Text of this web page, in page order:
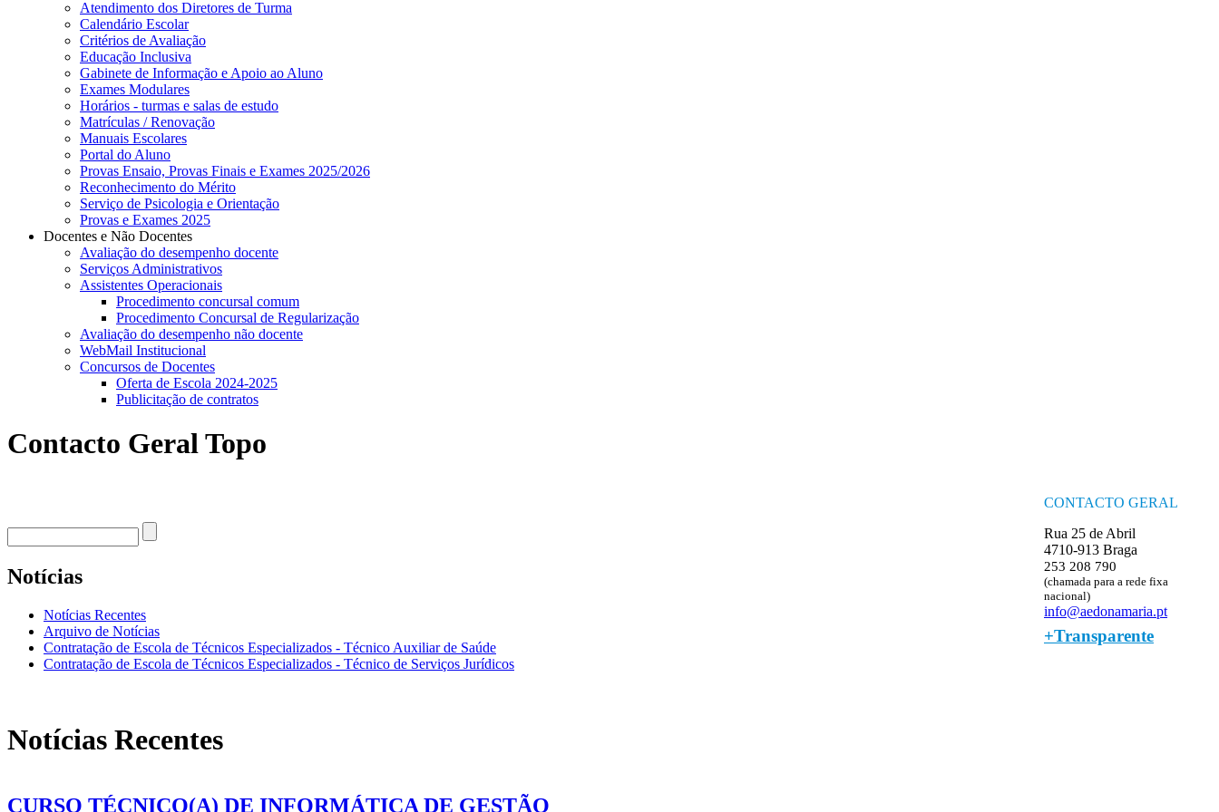
Atendimento dos Diretores de Turma
Calendário Escolar
Critérios de Avaliação
Educação Inclusiva
Gabinete de Informação e Apoio ao Aluno
Exames Modulares
Horários - turmas e salas de estudo
Matrículas / Renovação
Manuais Escolares
Portal do Aluno
Provas Ensaio, Provas Finais e Exames 2025/2026
Reconhecimento do Mérito
Serviço de Psicologia e Orientação
Provas e Exames 2025
Docentes e Não Docentes
Avaliação do desempenho docente
Serviços Administrativos
Assistentes Operacionais
Procedimento concursal comum
Procedimento Concursal de Regularização
Avaliação do desempenho não docente
WebMail Institucional
Concursos de Docentes
Oferta de Escola 2024-2025
Publicitação de contratos
Contacto Geral Topo
CONTACTO GERAL
Rua 25 de Abril
4710-913 Braga
253 208 790
(chamada para a rede fixa
nacional)
info@aedonamaria.pt
+Transparente
Formulário de procura
Procurar
Notícias
Notícias Recentes
Arquivo de Notícias
Contratação de Escola de Técnicos Especializados - Técnico Auxiliar de Saúde
Contratação de Escola de Técnicos Especializados - Técnico de Serviços Jurídicos
Notícias Recentes
CURSO TÉCNICO(A) DE INFORMÁTICA DE GESTÃO